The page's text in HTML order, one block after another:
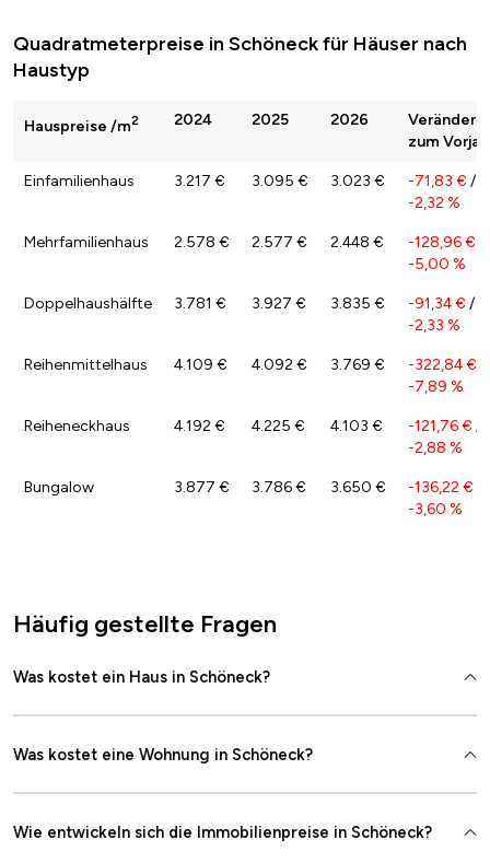
Quadratmeterpreise in Schöneck für Häuser nach
Haustyp
Hauspreise /m2 2024 2025 2026
zum
Einfamilienhaus 3.217 € 3.095 € 3.023 € -71,83 € /
-2,32 %
Mehrfamilienhaus 2.578 € 2.577 € 2.448 € -128,96 €
-5,00 %
Doppelhaushälfte 3.781 € 3.927 € 3.835 € -91,34 € /
-2,33 %
Reihenmittelhaus 4.109 € 4.092 € 3.769 € -322,84 €
-7,89 %
Reiheneckhaus 4.192 € 4.225 € 4.103 € -121,76 € /
-2,88 %
Bungalow 3.877 € 3.786 € 3.650 € -136,22 €
-3,60 %
Häufig gestellte Fragen
Was kostet ein Haus in Schöneck?
Was kostet eine Wohnung in Schöneck?
Wie entwickeln sich die Immobilienpreise in Schöneck?